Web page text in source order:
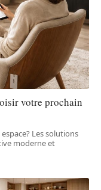
votre prochain
Les solutions
moderne et